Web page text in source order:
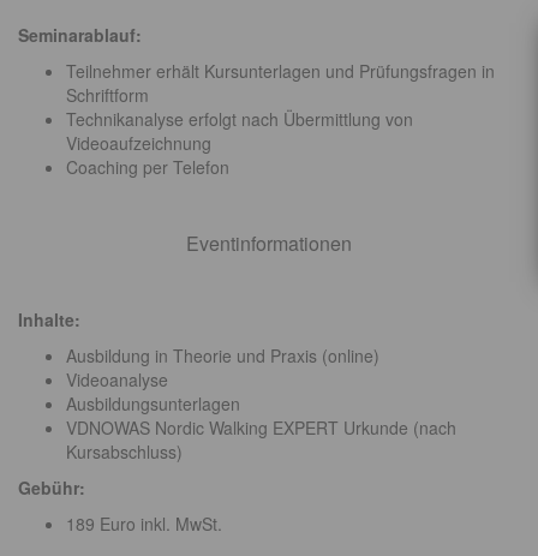
Seminarablauf:
Teilnehmer erhält Kursunterlagen und Prüfungsfragen in
Schriftform
Technikanalyse erfolgt nach Übermittlung von
Videoaufzeichnung
Coaching per Telefon
Eventinformationen
Inhalte:
Ausbildung in Theorie und Praxis (online)
​Videoanalyse
Ausbildungsunterlagen
VDNOWAS Nordic Walking EXPERT Urkunde (nach
Kursabschluss)
Gebühr:
189 Euro inkl. MwSt.